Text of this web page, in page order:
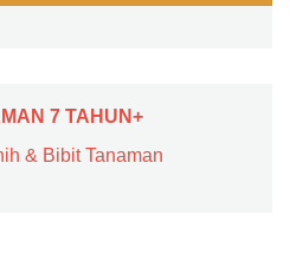
7 TAHUN+
& Bibit Tanaman